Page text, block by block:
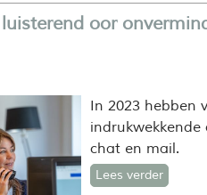
oor
In 2023 hebben
indrukwekkende
chat en mail.
Lees verder